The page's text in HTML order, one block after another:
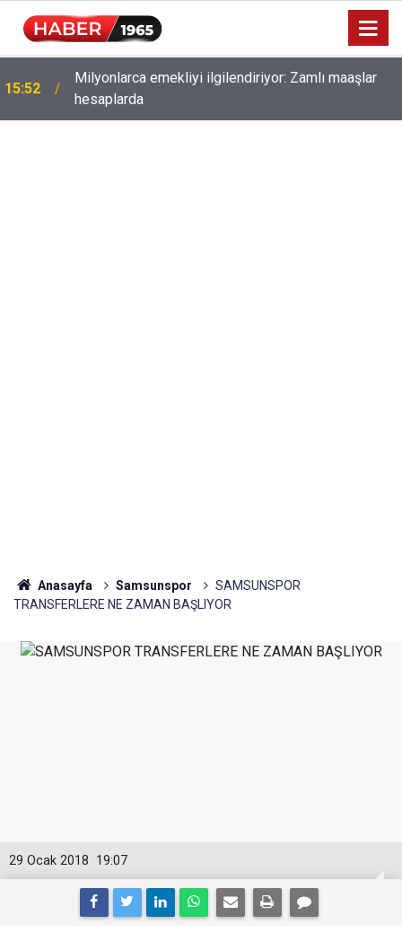
15:52
Milyonlarca emekliyi ilgilendiriyor: Zamlı maaşlar
hesaplarda
Anasayfa Samsunspor
SAMSUNSPOR
TRANSFERLERE NE ZAMAN BAŞLIYOR
19:07
29 Ocak 2018